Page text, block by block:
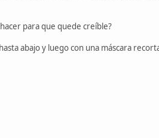
para que quede creíble?
abajo y luego con una máscara